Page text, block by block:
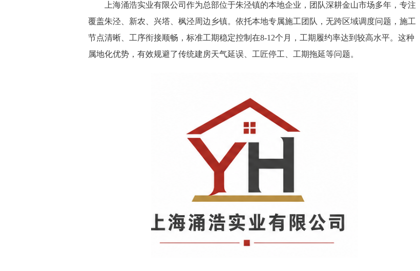
上海涌浩实业有限公司作为总部位于朱泾镇的本地企业，团队深耕金山市场多年，专注
覆盖朱泾、新农、兴塔、枫泾周边乡镇。依托本地专属施工团队，无跨区域调度问题，施工
节点清晰、工序衔接顺畅，标准工期稳定控制在8-12个月，工期履约率达到较高水平。这种
属地化优势，有效规避了传统建房天气延误、工匠停工、工期拖延等问题。